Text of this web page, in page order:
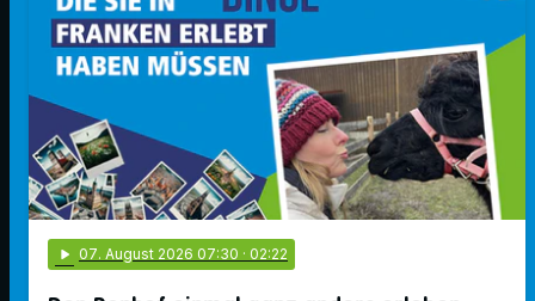
play_arrow 07. August 2026 07:30 · 02:22